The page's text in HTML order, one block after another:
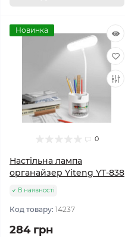
Новинка
0
Настільна лампа
органайзер Yiteng YT-838
В наявності
Код товару: 14237
284 грн